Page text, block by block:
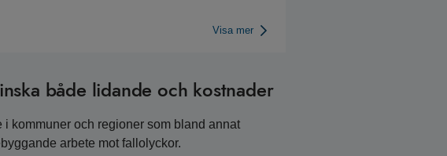
Visa mer
både lidande och kostnader
kommuner och regioner som bland annat
arbete mot fallolyckor.